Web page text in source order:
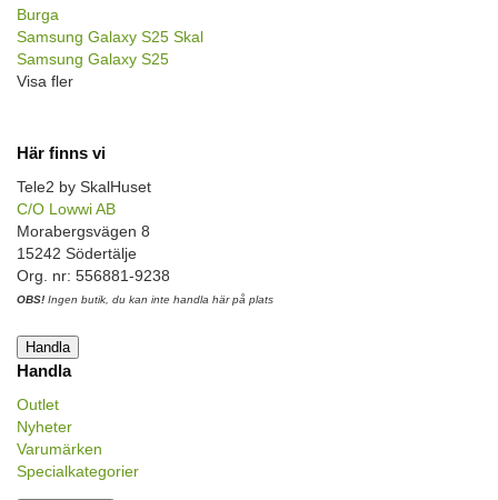
Burga
Samsung Galaxy S25 Skal
Samsung Galaxy S25
Visa fler
Här finns vi
Tele2 by SkalHuset
C/O Lowwi AB
Morabergsvägen 8
15242 Södertälje
Org. nr: 556881-9238
OBS! Ingen butik, du kan inte handla här på plats
Handla
Handla
Outlet
Nyheter
Varumärken
Specialkategorier